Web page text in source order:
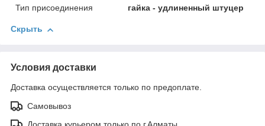
Тип присоединения
гайка - удлиненный штуцер
Скрыть
Условия доставки
Доставка осуществляется только по предоплате.
Самовывоз